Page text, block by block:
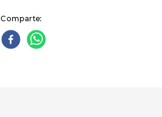
Comparte